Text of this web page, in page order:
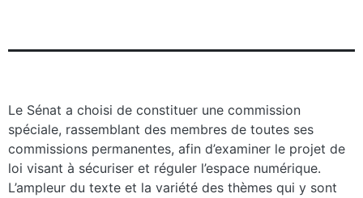
Le Sénat a choisi de constituer une commission
spéciale, rassemblant des membres de toutes ses
commissions permanentes, afin d’examiner le projet de
loi visant à sécuriser et réguler l’espace numérique.
L’ampleur du texte et la variété des thèmes qui y sont